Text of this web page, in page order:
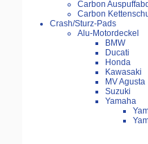
Carbon
Carbon
Crash/Sturz-Pads
Alu-Motordeckel
BMW
Ducati
Honda
Kawasaki
MV Agusta
Suzuki
Yamaha